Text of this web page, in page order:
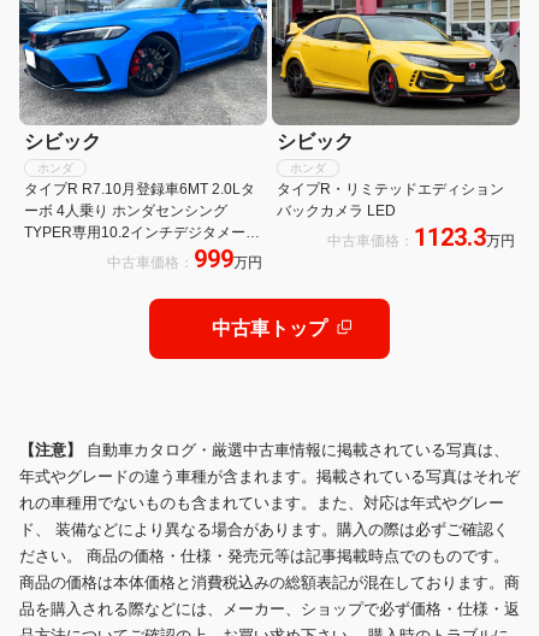
シビック
ホンダ
タイプR R7.10月登録車6MT 2.0Lタ
ーボ 4人乗り ホンダセンシング
TYPER専用10.2インチデジタメータ
ーフルLEDヘッドライト ホンダコネ
中古車価格： 999万円
シビック
ホンダ
タイプR・リミテッドエディション
バックカメラ LED
中古車価格： 1123.3万円
中古車トップ
【注意】 自動車カタログ・厳選中古車情報に掲載されている写真は、
年式やグレードの違う車種が含まれます。掲載されている写真はそれぞ
れの車種用でないものも含まれています。また、対応は年式やグレー
ド、 装備などにより異なる場合があります。購入の際は必ずご確認く
ださい。 商品の価格・仕様・発売元等は記事掲載時点でのものです。
商品の価格は本体価格と消費税込みの総額表記が混在しております。商
品を購入される際などには、メーカー、ショップで必ず価格・仕様・返